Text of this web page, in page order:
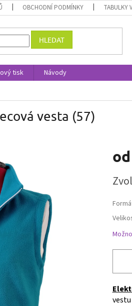
OBCHODNÍ PODMÍNKY TABULKY
HLEDAT
tisk
Návody
vesta (57)
od
cena: